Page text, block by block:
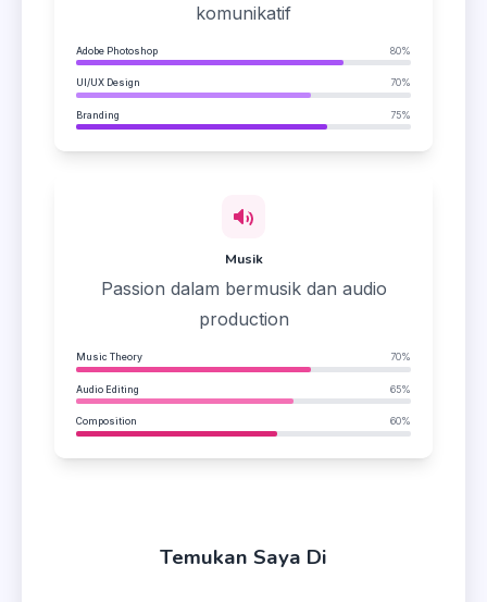
komunikatif
Adobe Photoshop 80%
UI/UX Design 70%
Branding 75%
Musik
Passion dalam bermusik dan audio
production
Music Theory 70%
Audio Editing 65%
Composition 60%
Temukan Saya Di